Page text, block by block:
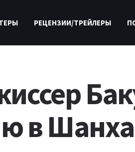
РЕЦЕНЗИИ/ТРЕЙЛЕРЫ
в